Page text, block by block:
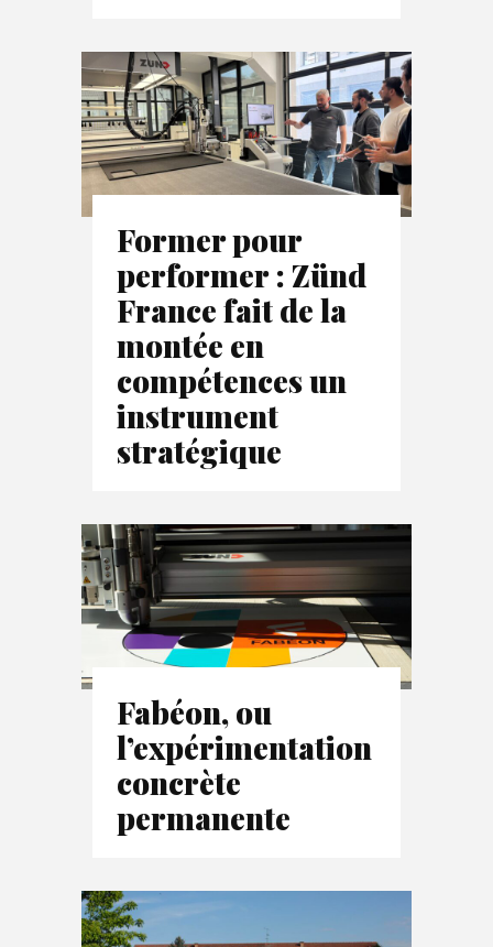
Former pour
performer : Zünd
France fait de la
montée en
compétences un
instrument
stratégique
Fabéon, ou
l’expérimentation
concrète
permanente